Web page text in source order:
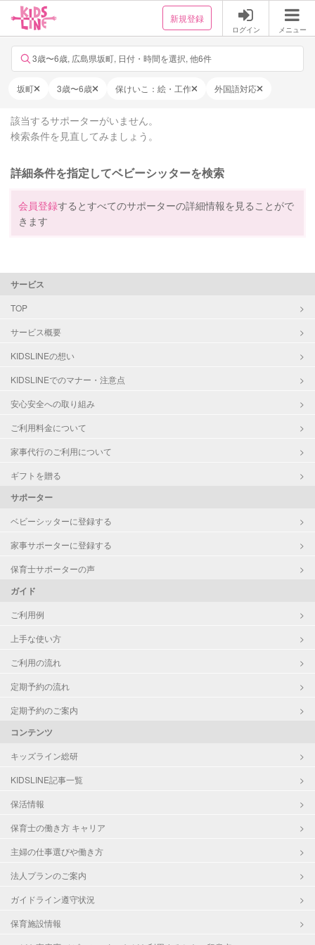
新規登録
ログイン メニュー
3歳〜6歳, 広島県坂町, 日付・時間を選択, 他6件
坂町 3歳〜6歳 保けいこ：絵・工作 外国語対応
該当するサポーターがいません。
検索条件を見直してみましょう。
詳細条件を指定してベビーシッターを検索
会員登録するとすべてのサポーターの詳細情報を見ることがで
きます
サービス
TOP
サービス概要
KIDSLINEの想い
KIDSLINEでのマナー・注意点
安心安全への取り組み
ご利用料金について
家事代行のご利用について
ギフトを贈る
サポーター
ベビーシッターに登録する
家事サポーターに登録する
保育士サポーターの声
ガイド
ご利用例
上手な使い方
ご利用の流れ
定期予約の流れ
定期予約のご案内
コンテンツ
キッズライン総研
KIDSLINE記事一覧
保活情報
保育士の働き方 キャリア
主婦の仕事選びや働き方
法人プランのご案内
ガイドライン遵守状況
保育施設情報